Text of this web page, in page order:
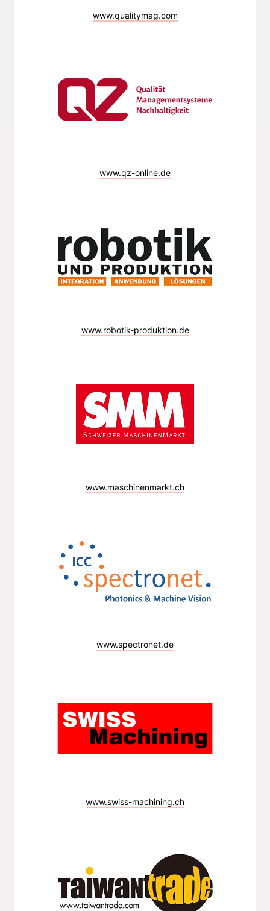
www.qualitymag.com
www.qz-online.de
www.robotik-produktion.de
www.maschinenmarkt.ch
www.spectronet.de
www.swiss-machining.ch